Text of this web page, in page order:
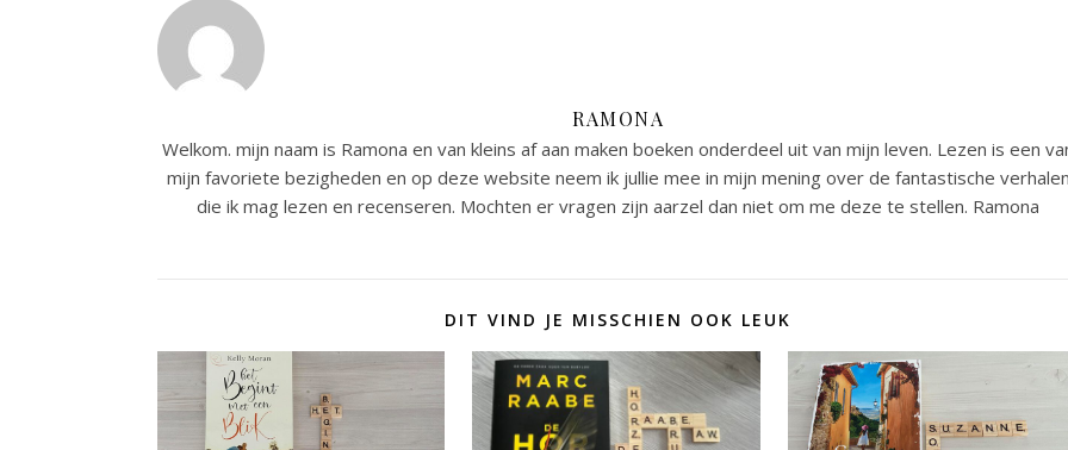
RAMONA
Welkom. mijn naam is Ramona en van kleins af aan maken boeken onderdeel uit van mijn leven. Lezen is een
mijn favoriete bezigheden en op deze website neem ik jullie mee in mijn mening over de fantastische verhalen
die ik mag lezen en recenseren. Mochten er vragen zijn aarzel dan niet om me deze te stellen. Ramona
DIT VIND JE MISSCHIEN OOK LEUK